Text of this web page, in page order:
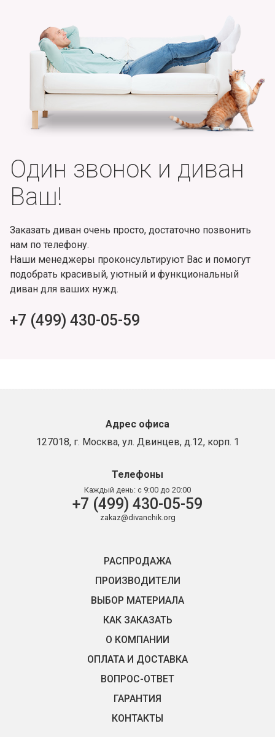
Один звонок и диван
Ваш!
Заказать диван очень просто, достаточно позвонить
нам по телефону.
Наши менеджеры проконсультируют Вас и помогут
подобрать красивый, уютный и функциональный
диван для ваших нужд.
+7 (499) 430-05-59
Адрес офиса
127018, г. Москва, ул. Двинцев, д.12, корп. 1
Телефоны
Каждый день: с 9:00 до 20:00
+7 (499) 430-05-59
zakaz@divanchik.org
РАСПРОДАЖА
ПРОИЗВОДИТЕЛИ
ВЫБОР МАТЕРИАЛА
КАК ЗАКАЗАТЬ
О КОМПАНИИ
ОПЛАТА И ДОСТАВКА
ВОПРОС-ОТВЕТ
ГАРАНТИЯ
КОНТАКТЫ